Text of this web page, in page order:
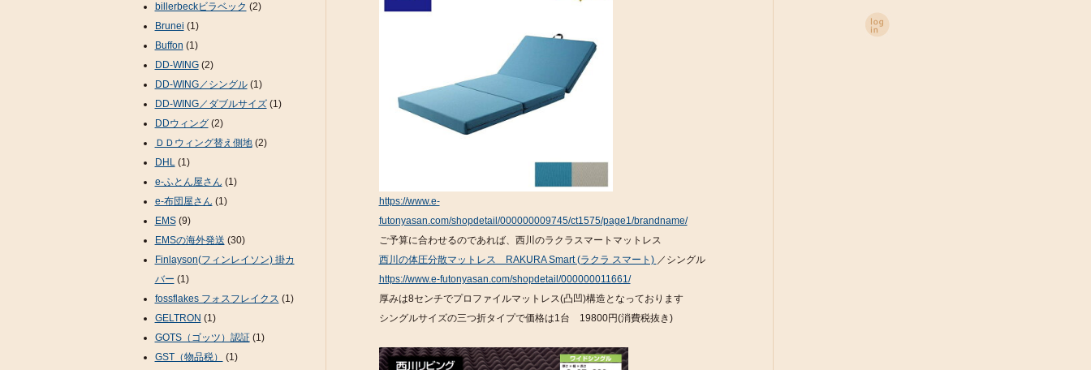
https://www.e-
futonyasan.com/shopdetail/000000009745/ct1575/page1/brandname/
ご予算に合わせるのであれば、西川のラクラスマートマットレス
西川の体圧分散マットレス RAKURA Smart (ラクラ スマート) ／シングル
https://www.e-futonyasan.com/shopdetail/000000011661/
厚みは8センチでプロファイルマットレス(凸凹)構造となっております
シングルサイズの三つ折タイプで価格は1台 19800円(消費税抜き)
billerbeckビラベック (2)
Brunei (1)
Buffon (1)
DD-WING(2)
DD-WING／シングル(1)
DD-WING／ダブルサイズ(1)
DDウィング(2)
ＤＤウィング替え側地(2)
DHL(1)
e-ふとん屋さん (1)
e-布団屋さん (1)
EMS(9)
EMSの海外発送 (30)
Finlayson(フィンレイソン) 掛カ
バー (1)
fossflakes フォスフレイクス (1)
GELTRON (1)
GOTS（ゴッツ）認証(1)
GST（物品税）
(1)